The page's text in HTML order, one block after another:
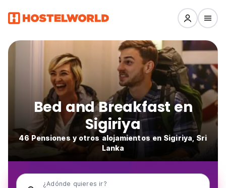
Bed and Breakfast en
Sigiriya
46 Pensiones y otros alojamientos en Sigiriya, Sri
Lanka
¿Adónde quieres ir?